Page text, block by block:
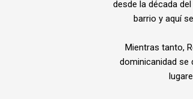
desde la década
barrio y aquí
Mientras tanto,
dominicanidad se